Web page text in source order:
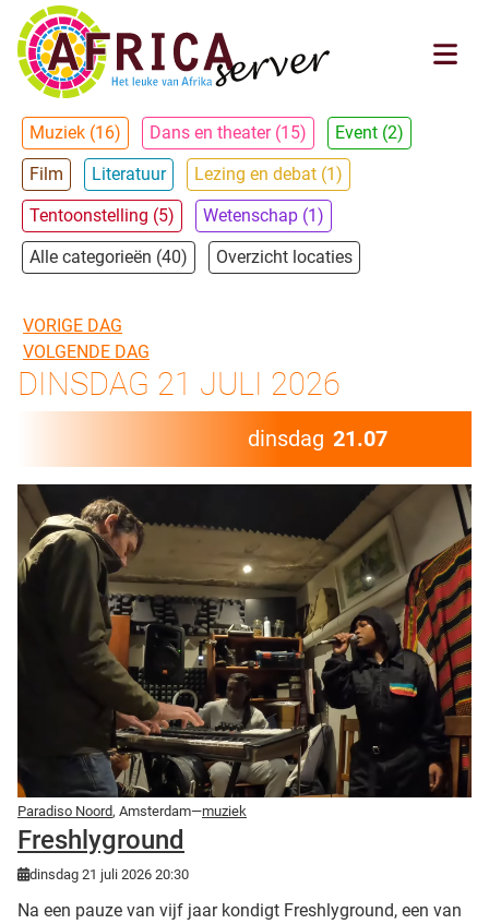
Muziek (16) Dans en theater (15)
Event (2)
Film
Literatuur
Lezing en debat (1)
Tentoonstelling (5)
Wetenschap (1)
Alle categorieën (40)
Overzicht locaties
VORIGE DAG
VOLGENDE DAG
DINSDAG 21 JULI 2026
dinsdag 21.07
Paradiso Noord, Amsterdam—muziek
Freshlyground
dinsdag 21 juli 2026 20:30
Na een pauze van vijf jaar kondigt Freshlyground, een van